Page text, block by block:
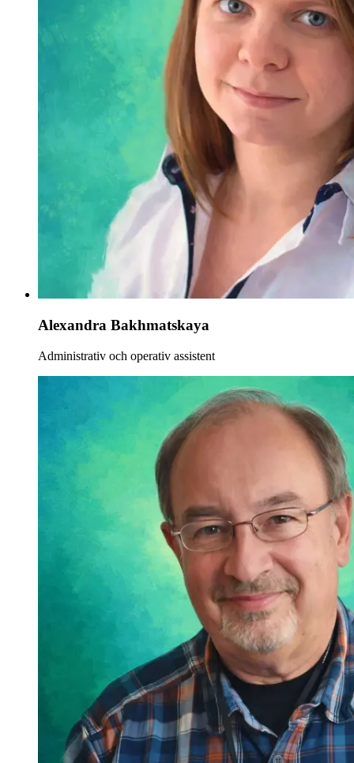
Alexandra Bakhmatskaya
Administrativ och operativ assistent